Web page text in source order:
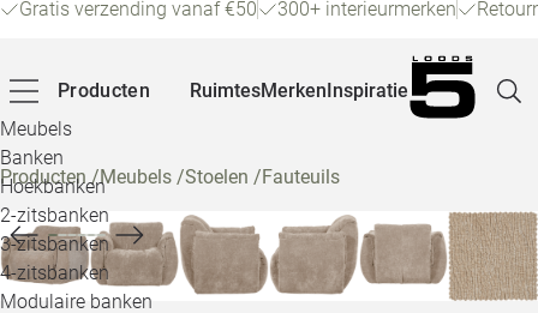
Gratis verzending vanaf €50 300+ interieurmerken
Producten
Meubels
Banken
Hoekbanken
2-zitsbanken
3-zitsbanken
4-zitsbanken
Modulaire banken
RuimtesMerkenInspiratie
Producten/Meubels /Stoelen /Fauteuils